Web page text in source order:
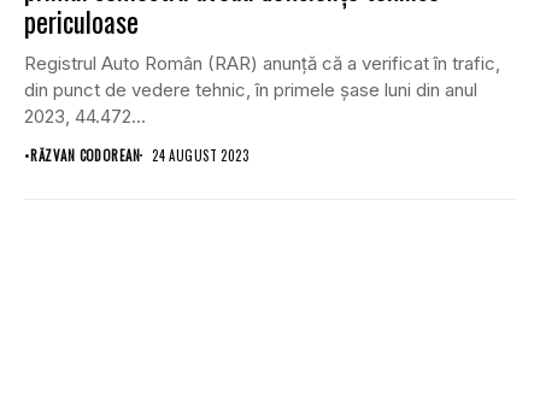
periculoase
Registrul Auto Român (RAR) anunţă că a verificat în trafic,
din punct de vedere tehnic, în primele şase luni din anul
2023, 44.472...
•RĂZVAN CODOREAN 24 AUGUST 2023